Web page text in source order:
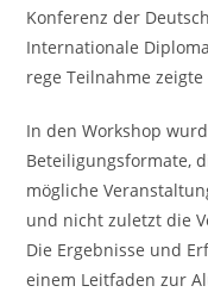
Konferenz der
Internationale
rege Teilnahme
In den Workshop
Beteiligungsformate,
mögliche
und nicht zuletzt die
Die Ergebnisse und
einem Leitfaden zur